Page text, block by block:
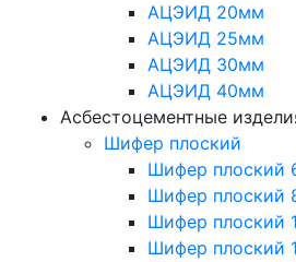
АЦЭИД 20мм
АЦЭИД 25мм
АЦЭИД 30мм
АЦЭИД 40мм
Асбестоцементные
Шифер плоский
Шифер плоский
Шифер плоский
Шифер плоский
Шифер плоский